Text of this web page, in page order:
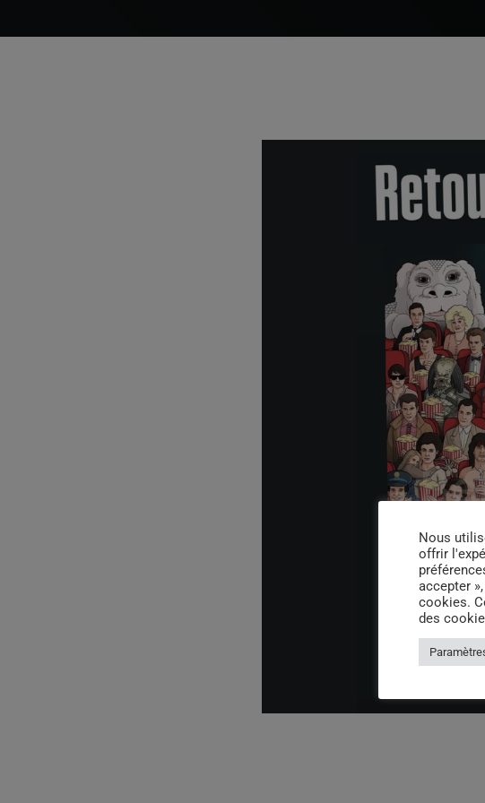
Nous
offrir
accepter
cookies.
des